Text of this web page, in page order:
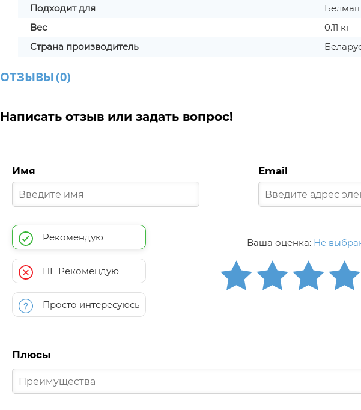
Подходит для
Вес
0.11 кг
Страна производитель
ОТЗЫВЫ(0)
Написать отзыв или задать вопрос!
Имя Email
Рекомендую
НЕ Рекомендую
Просто интересуюсь
Ваша оценка: Не
Плюсы